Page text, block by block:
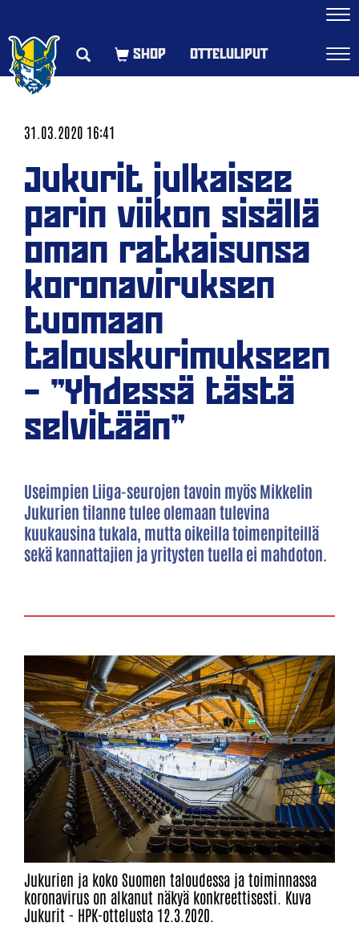
OTTELULIPUT
31.03.2020 16:41
Jukurit julkaisee
parin viikon sisällä
oman ratkaisunsa
koronaviruksen
tuomaan
talouskurimukseen
– ”Yhdessä tästä
selvitään”
Useimpien Liiga-seurojen tavoin myös Mikkelin
Jukurien tilanne tulee olemaan tulevina
kuukausina tukala, mutta oikeilla toimenpiteillä
sekä kannattajien ja yritysten tuella ei mahdoton.
Jukurien ja koko Suomen taloudessa ja toiminnassa
koronavirus on alkanut näkyä konkreettisesti. Kuva
Jukurit - HPK-ottelusta 12.3.2020.